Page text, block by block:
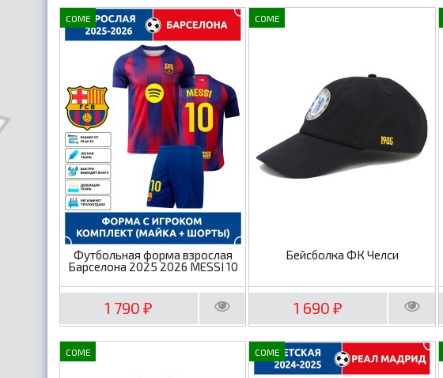
COME
Футбольная форма взрослая
Барселона 2025 2026 MESSI 10
1 790₽
COME
Бейсболка ФК Челси
1 690₽
COME COME